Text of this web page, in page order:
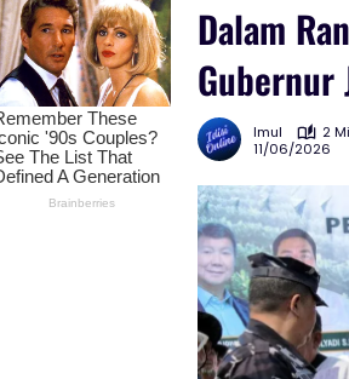
Dalam
Gubernur
Imul
2
11/06/2026